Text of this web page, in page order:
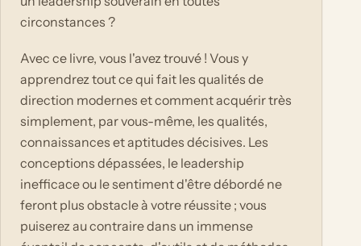
circonstances ?
Avec ce livre, vous l'avez trouvé ! Vous y
apprendrez tout ce qui fait les qualités de
direction modernes et comment acquérir très
simplement, par vous-même, les qualités,
connaissances et aptitudes décisives. Les
conceptions dépassées, le leadership
inefficace ou le sentiment d'être débordé ne
feront plus obstacle à votre réussite ; vous
puiserez au contraire dans un immense